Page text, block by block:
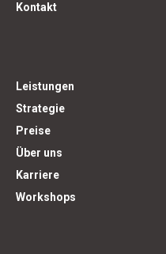
Kontakt
Leistungen
Strategie
Preise
Über uns
Karriere
Workshops